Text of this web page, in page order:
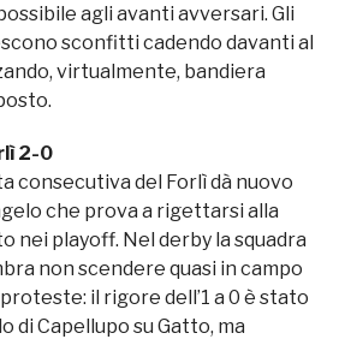
agli avanti avversari. Gli
sconfitti cadendo davanti al
virtualmente, bandiera
2-0
consecutiva del Forlì dà nuovo
che prova a rigettarsi alla
nei playoff. Nel derby la squadra
non scendere quasi in campo
il rigore dell’1 a 0 è stato
di Capellupo su Gatto, ma